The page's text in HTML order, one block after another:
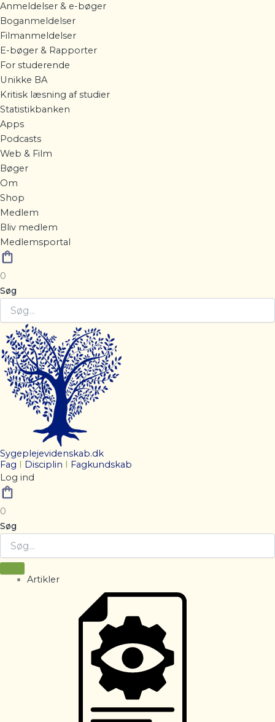
Anmeldelser & e-bøger
Boganmeldelser
Filmanmeldelser
E-bøger & Rapporter
For studerende
Unikke BA
Kritisk læsning af studier
Statistikbanken
Apps
Podcasts
Web & Film
Bøger
Om
Shop
Medlem
Bliv medlem
Medlemsportal
0
Søg
Sygeplejevidenskab.dk
Fag
Disciplin
Fagkundskab
Log ind
0
Søg
Artikler